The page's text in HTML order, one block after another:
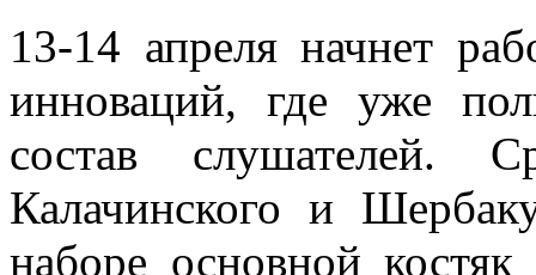
13-14 апреля начнет
инноваций, где уже
состав слушателей.
Калачинского и
наборе основной